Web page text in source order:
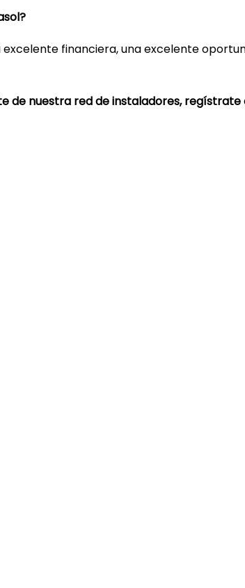
financiera, una excelente
de nuestra red de instaladores, regístrate